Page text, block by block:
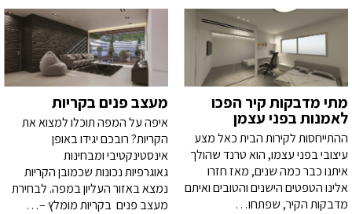
מתי מדבקות קיר הפכו
לאמנות בפני עצמן
ההתייחסות לקירות הבית כאל מצע
עיצובי בפני עצמו, הוא טרנד שהולך
איתנו כבר כמה שנים, מאז חזרו
אלינו הטפטים הישנים והטובים ואיתם
מדבקות הקיר, שפתחו…
מעצב פנים בקריות
איפה על המפה תוכלו למצוא את
הקריות? רובכם יגידו באופן
אינסטינקטיבי ומבחינות
גאוגרפיות נכונות שכמובן הקריות
נמצא באזור העליון במפה. לבחירת
מעצב פנים בקריות מומלץ –…